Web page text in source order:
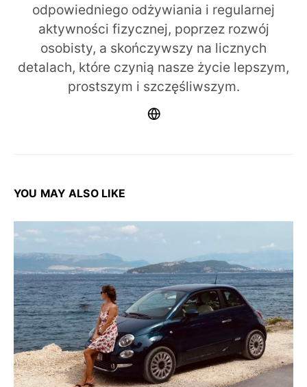
odpowiedniego odżywiania i regularnej
aktywności fizycznej, poprzez rozwój
osobisty, a skończywszy na licznych
detalach, które czynią nasze życie lepszym,
prostszym i szczęśliwszym.
YOU MAY ALSO LIKE